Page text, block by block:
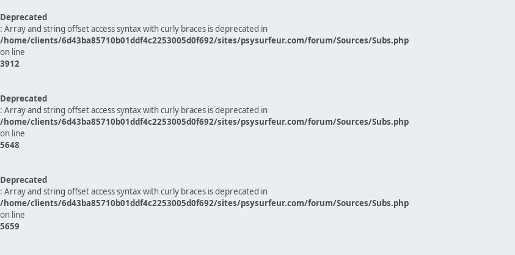
Deprecated
: Array and string offset access syntax with curly braces is deprecated in
/home/clients/6d43ba85710b01ddf4c2253005d0f692/sites/psysurfeur.com/forum/Sources/Subs.php
on line
3912
Deprecated
: Array and string offset access syntax with curly braces is deprecated in
/home/clients/6d43ba85710b01ddf4c2253005d0f692/sites/psysurfeur.com/forum/Sources/Subs.php
on line
5648
Deprecated
: Array and string offset access syntax with curly braces is deprecated in
/home/clients/6d43ba85710b01ddf4c2253005d0f692/sites/psysurfeur.com/forum/Sources/Subs.php
on line
5659